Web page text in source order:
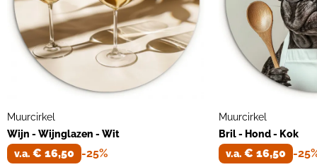
Muurcirkel
Wijn - Wijnglazen - Wit
v.a. € 16,50 -25%
Muurcirkel
Bril - Hond - Kok
v.a. € 16,50 -